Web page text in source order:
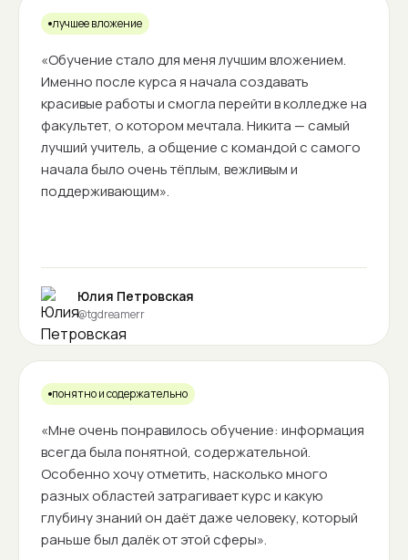
лучшее вложение
«Обучение стало для меня лучшим вложением.
Именно после курса я начала создавать
красивые работы и смогла перейти в колледже на
факультет, о котором мечтала. Никита — самый
лучший учитель, а общение с командой с самого
начала было очень тёплым, вежливым и
поддерживающим».
Юлия Петровская
@tgdreamerr
понятно и содержательно
«Мне очень понравилось обучение: информация
всегда была понятной, содержательной.
Особенно хочу отметить, насколько много
разных областей затрагивает курс и какую
глубину знаний он даёт даже человеку, который
раньше был далёк от этой сферы».